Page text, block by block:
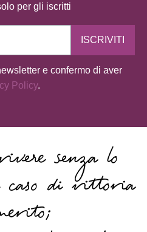
per gli iscritti
ISCRIVITI
e confermo di aver
Policy.
senza lo
caso di vittoria